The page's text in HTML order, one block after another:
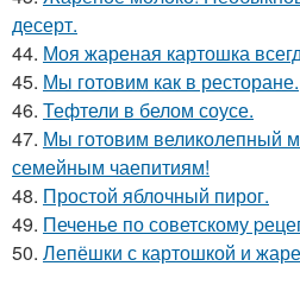
десерт.
44. Моя жареная картошка
45. Мы готовим как в ресторане.
46. Тефтели в белом соусе.
47. Мы готовим великолепный
семейным чаепитиям!
48. Простой яблочный пирог.
49. Печенье по советскому
50. Лепёшки с картошкой и